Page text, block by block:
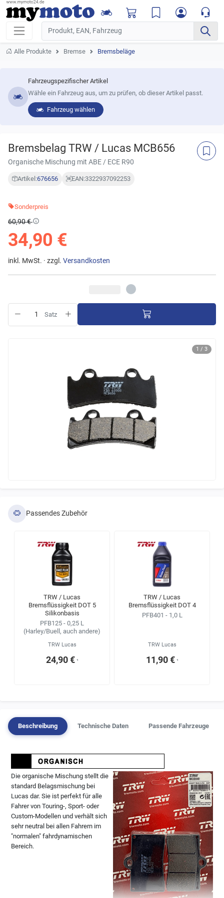
Alle Produkte Bremse Bremsbeläge
Fahrzeugspezifischer Artikel
Wähle ein Fahrzeug aus, um zu prüfen, ob dieser Artikel passt.
Fahrzeug wählen
Bremsbelag TRW / Lucas MCB656
Organische Mischung mit ABE / ECE R90
Artikel:676656 EAN:3322937092253
1 / 3
Sonderpreis
60,90 €
34,90 €
inkl. MwSt. · zzgl. Versandkosten
Satz
Passendes Zubehör
TRW / Lucas
Bremsflüssigkeit DOT 5
Silikonbasis
PFB125 - 0,25 L
(Harley/Buell, auch andere)
TRW Lucas
24,90 € ¹
TRW / Lucas
Bremsflüssigkeit DOT 4
PFB401 - 1,0 L
TRW Lucas
11,90 € ¹
Beschreibung Technische Daten Passende Fahrzeuge
Die organische Mischung stellt die
standard Belagsmischung bei
Lucas dar. Sie ist perfekt für alle
Fahrer von Touring-, Sport- oder
Custom-Modellen und verhält sich
sehr neutral bei allen Fahrern im
"normalen" fahrdynamischen
Bereich.